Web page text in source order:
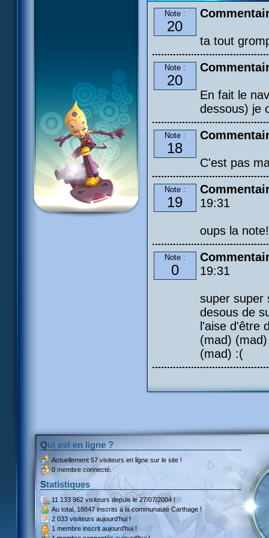
Note :
20
ta tout
Note :
20
En fait le
dessous) je
Note :
18
C'est pas
Note :
19
19:31
oups la
Note :
0
19:31
super super
desous de
l'aise d'être
(mad)
(mad) :(
Qui est en ligne ?
Actuellement 57 visiteurs en ligne sur le site !
0 membre connecté.
Statistiques
11 133 962 visiteursdepuis le 27/07/2004 !
Au total, 18847 inscritsà la communauté Carthage !
2 033 visiteurs aujourd'hui !
1 membre inscrit aujourd'hui !